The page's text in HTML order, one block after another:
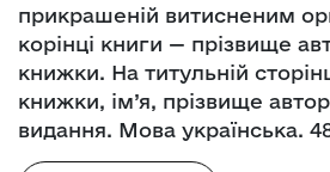
прикрашеній витисненим
корінці книги — прізвище
книжки. На титульній
книжки, ім’я, прізвище
видання. Мова українська.